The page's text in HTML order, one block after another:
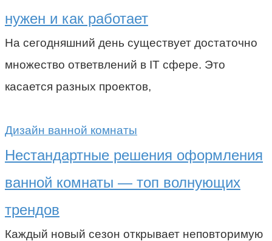
нужен и как работает
На сегодняшний день существует достаточно
множество ответвлений в IT сфере. Это
касается разных проектов,
Дизайн ванной комнаты
Нестандартные решения оформления
ванной комнаты — топ волнующих
трендов
Каждый новый сезон открывает неповторимую